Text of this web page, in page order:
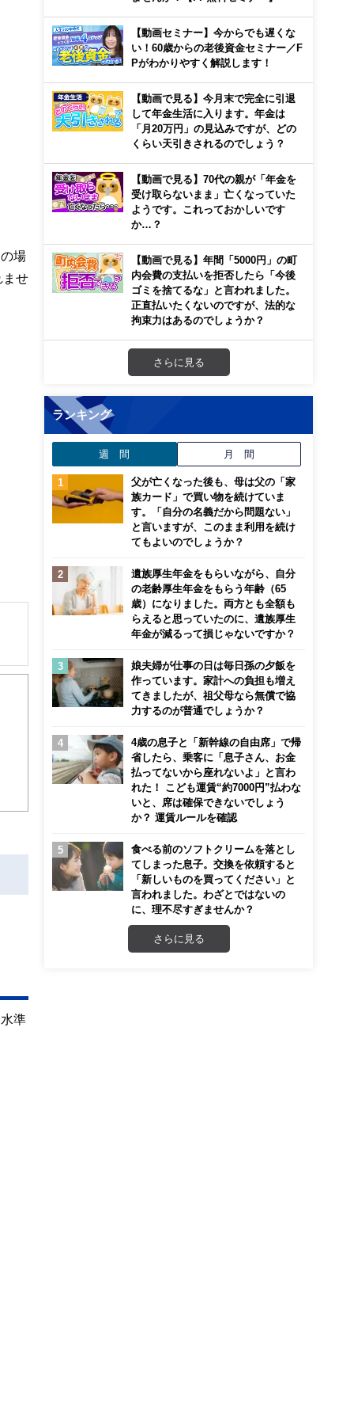
場
ませ
準
【動画セミナー】今からでも遅くな
い！60歳からの老後資金セミナー／F
Pがわかりやすく解説します！
【動画で見る】今月末で完全に引退
して年金生活に入ります。年金は
「月20万円」の見込みですが、どの
くらい天引きされるのでしょう？
【動画で見る】70代の親が「年金を
受け取らないまま」亡くなっていた
ようです。これっておかしいです
か…？
【動画で見る】年間「5000円」の町
内会費の支払いを拒否したら「今後
ゴミを捨てるな」と言われました。
正直払いたくないのですが、法的な
拘束力はあるのでしょうか？
さらに見る
ランキング
週 間 月 間
父が亡くなった後も、母は父の「家
族カード」で買い物を続けていま
す。「自分の名義だから問題ない」
と言いますが、このまま利用を続け
てもよいのでしょうか？
遺族厚生年金をもらいながら、自分
の老齢厚生年金をもらう年齢（65
歳）になりました。両方とも全額も
らえると思っていたのに、遺族厚生
年金が減るって損じゃないですか？
娘夫婦が仕事の日は毎日孫の夕飯を
作っています。家計への負担も増え
てきましたが、祖父母なら無償で協
力するのが普通でしょうか？
4歳の息子と「新幹線の自由席」で帰
省したら、乗客に「息子さん、お金
払ってないから座れないよ」と言わ
れた！ こども運賃“約7000円”払わな
いと、席は確保できないでしょう
か？ 運賃ルールを確認
食べる前のソフトクリームを落とし
てしまった息子。交換を依頼すると
「新しいものを買ってください」と
言われました。わざとではないの
に、理不尽すぎませんか？
さらに見る